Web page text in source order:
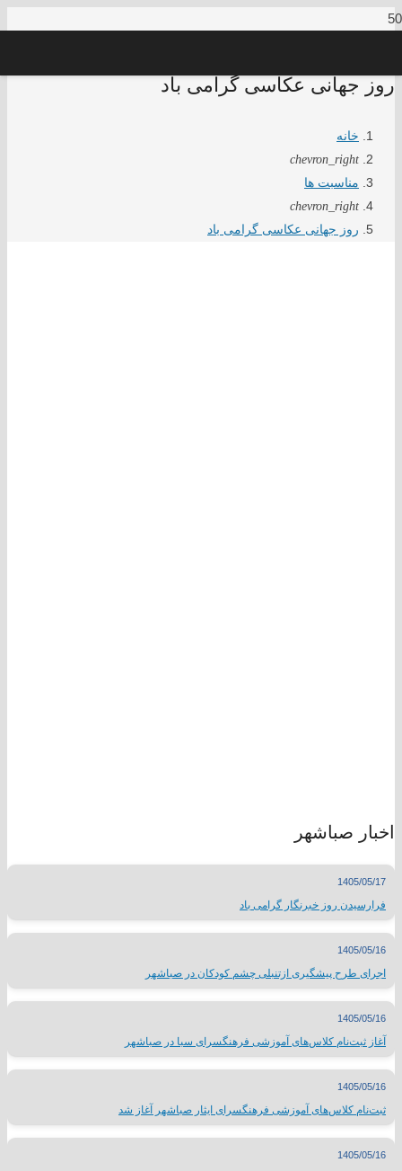
روز جهانی عکاسی گرامی باد
خانه
chevron_right
مناسبت ها
chevron_right
روز جهانی عکاسی گرامی باد
اخبار صباشهر
1405/05/17
فرارسیدن روز خبرنگار گرامی باد
1405/05/16
اجرای طرح پیشگیری ازتنبلی چشم کودکان در صباشهر
1405/05/16
آغاز ثبت‌نام کلاس‌های آموزشی فرهنگسرای سبا در صباشهر
1405/05/16
ثبت‌نام کلاس‌های آموزشی فرهنگسرای ایثار صباشهر آغاز شد
1405/05/16